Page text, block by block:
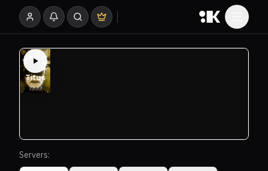
Servers: